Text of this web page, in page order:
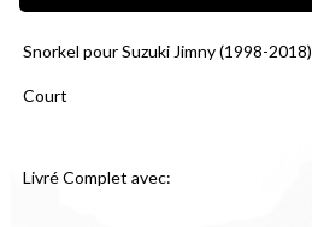
Snorkel pour Suzuki Jimny (1998-2018)
Court
Livré Complet avec: